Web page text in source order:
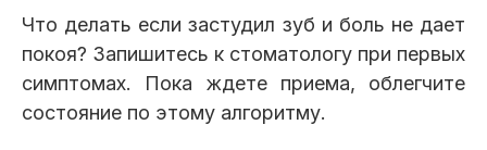
Что делать если застудил зуб и боль не дает
покоя? Запишитесь к стоматологу при первых
симптомах. Пока ждете приема, облегчите
состояние по этому алгоритму.